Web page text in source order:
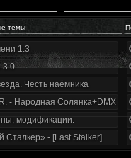
темы
| Разбор трейлера
1.3
3.0
Честь наёмника
- Народная Солянка+DMX
модификации.
Сталкер» - [Last Stalker]